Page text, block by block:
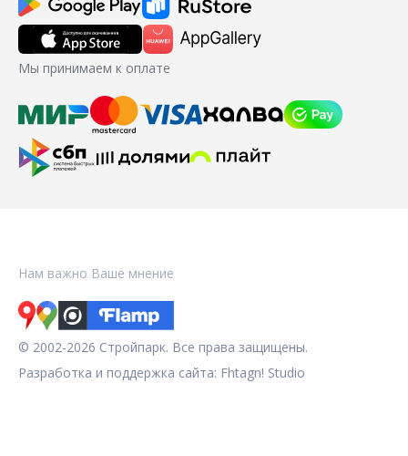
Мы принимаем к оплате
Нам важно Ваше мнение
© 2002-2026 Стройпарк. Все права защищены.
Разработка и поддержка сайта: Fhtagn! Studio